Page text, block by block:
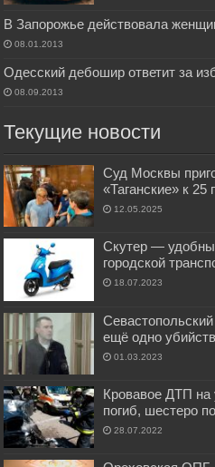
В Запорожье действовала
08.01.2013
Одесский дебошир ответит за
08.09.2013
Текущие новости
Суд Москвы
«Таганские» к
12.05.2025
Скутер —
городской
18.07.2023
ещё одно
01.03.2023
Кровавое ДТП на
погиб, шестеро
28.07.2022